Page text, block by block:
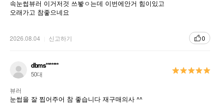
속눈썹뷰러 이거저것 쓰봫ㅇ는데 이번에안거 힘이있고
오래가고 참좋으네요
2026.08.04 신고하기 0
dbms*******
50대
뷰러
눈썹을 잘 찝어주어 참 좋습니다 재구매의사 ^^